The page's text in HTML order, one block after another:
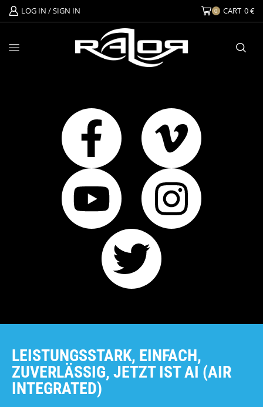
LOG IN / SIGN IN 0 CART 0€
LEISTUNGSSTARK, EINFACH,
ZUVERLÄSSIG, JETZT IST AI (AIR
INTEGRATED)